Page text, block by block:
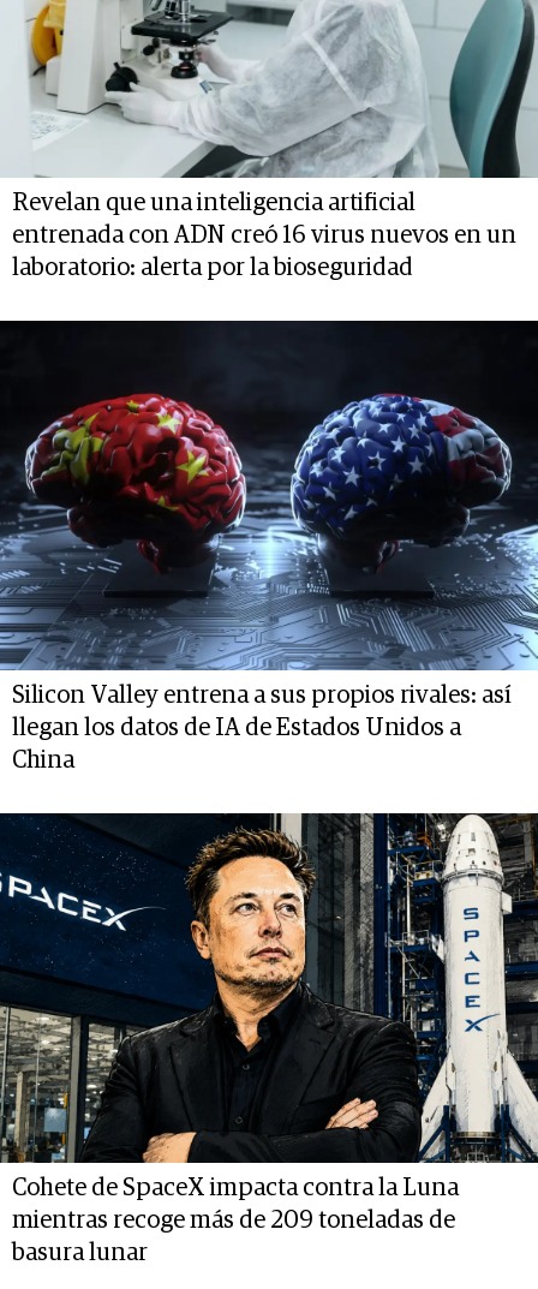
Revelan que una inteligencia artificial
entrenada con ADN creó 16 virus nuevos en un
laboratorio: alerta por la bioseguridad
Silicon Valley entrena a sus propios rivales: así
llegan los datos de IA de Estados Unidos a
China
Cohete de SpaceX impacta contra la Luna
mientras recoge más de 209 toneladas de
basura lunar